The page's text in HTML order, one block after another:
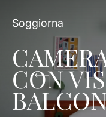
Soggiorna
CON